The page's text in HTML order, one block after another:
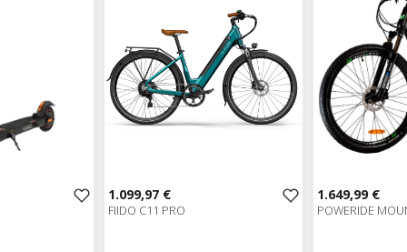
1.099,97 €
FIIDO C11 PRO
1.649,99 €
POWERIDE